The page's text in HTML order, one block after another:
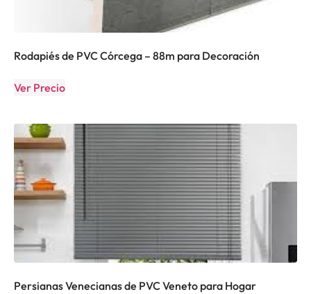
Rodapiés de PVC Córcega – 88m para Decoración
Ver Precio
Persianas Venecianas de PVC Veneto para Hogar